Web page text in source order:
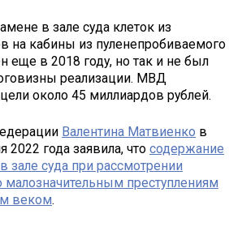
в зале суда клеток из
на кабины из пуленепробиваемого
еще в 2018 году, но так и не был
реализации. МВД
около 45 миллиардов рублей.
Валентина Матвиенко в
2022 года заявила, что содержание
зале суда при рассмотрении
малозначительным преступлениям
веком.